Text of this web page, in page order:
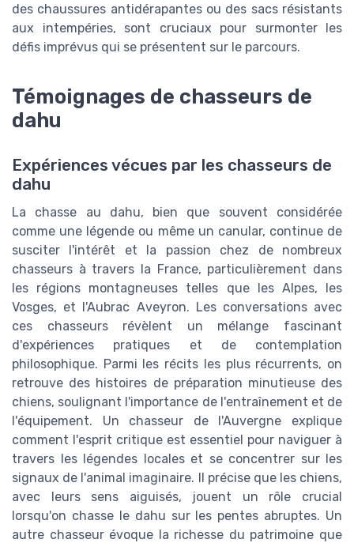
des chaussures antidérapantes ou des sacs résistants
aux intempéries, sont cruciaux pour surmonter les
défis imprévus qui se présentent sur le parcours.
Témoignages de chasseurs de
dahu
Expériences vécues par les chasseurs de
dahu
La chasse au dahu, bien que souvent considérée
comme une légende ou même un canular, continue de
susciter l'intérêt et la passion chez de nombreux
chasseurs à travers la France, particulièrement dans
les régions montagneuses telles que les Alpes, les
Vosges, et l'Aubrac Aveyron. Les conversations avec
ces chasseurs révèlent un mélange fascinant
d'expériences pratiques et de contemplation
philosophique. Parmi les récits les plus récurrents, on
retrouve des histoires de préparation minutieuse des
chiens, soulignant l'importance de l'entraînement et de
l'équipement. Un chasseur de l'Auvergne explique
comment l'esprit critique est essentiel pour naviguer à
travers les légendes locales et se concentrer sur les
signaux de l'animal imaginaire. Il précise que les chiens,
avec leurs sens aiguisés, jouent un rôle crucial
lorsqu'on chasse le dahu sur les pentes abruptes. Un
autre chasseur évoque la richesse du patrimoine que